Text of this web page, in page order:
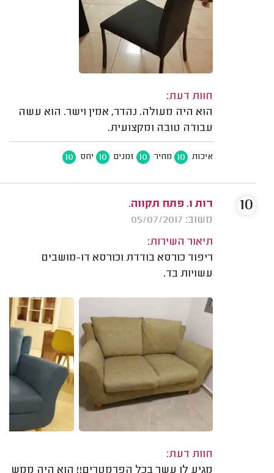
חוות דעת:
הוא היה מעולה. נהדר, אמין וישר. הוא עשה
עבודה טובה ומקצועית.
איכות 10 מחיר 10 זמנים 10 יחס 10
רות ו. פתח תקווה.
משוב: 05/07/2017
תיאור השירות:
ריפוד כורסא בודדת וכורסא דו-מושבים
עשויות בד.
חוות דעת:
10